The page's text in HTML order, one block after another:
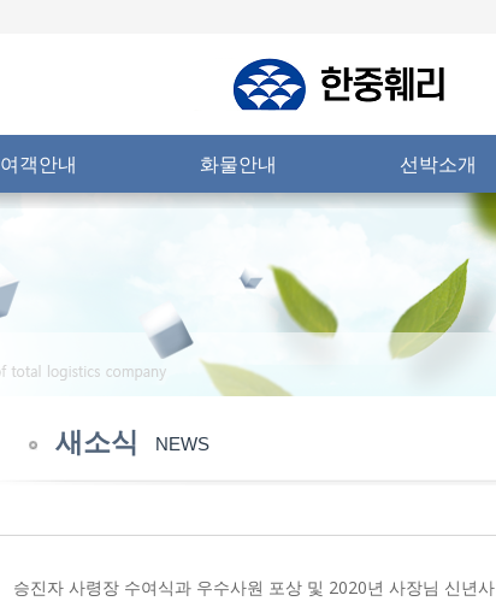
여객안내 화물안내 선박소개
새소식 NEWS
승진자 사령장 수여식과 우수사원 포상 및 2020년 사장님 신년사